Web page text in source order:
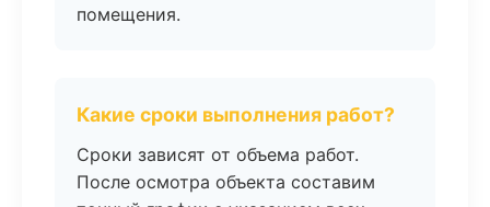
помещения.
Какие сроки выполнения работ?
Сроки зависят от объема работ.
После осмотра объекта составим